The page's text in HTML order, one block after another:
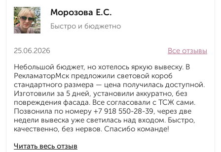
Морозова Е.С.
Быстро и бюджетно
25.06.2026
Читать весь отзыв
Все отзывы
Небольшой бюджет, но хотелось яркую вывеску. В
РекламаторМск предложили световой короб
стандартного размера — цена получилась доступной.
Изготовили за 5 дней, установили аккуратно, без
повреждения фасада. Все согласовали с ТСЖ сами.
Позвонила по номеру +7 918 550-28-39, через две
недели вывеска уже светилась над входом. Быстро,
качественно, без нервов. Спасибо команде!